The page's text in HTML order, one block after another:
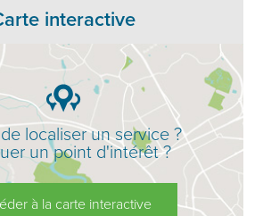
interactive
localiser un service ?
un point d'intérêt ?
à la carte interactive